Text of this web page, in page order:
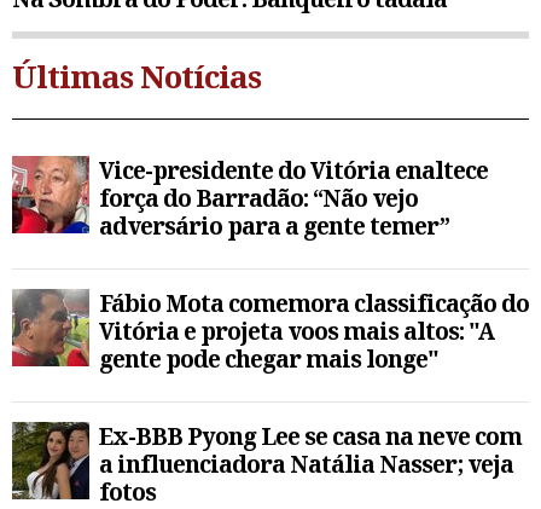
Últimas Notícias
Vice-presidente do Vitória enaltece
força do Barradão: “Não vejo
adversário para a gente temer”
Fábio Mota comemora classificação do
Vitória e projeta voos mais altos: "A
gente pode chegar mais longe"
Ex-BBB Pyong Lee se casa na neve com
a influenciadora Natália Nasser; veja
fotos